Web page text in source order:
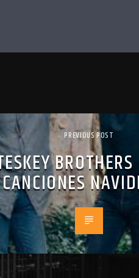
PREVIOUS POST
CANCIONES